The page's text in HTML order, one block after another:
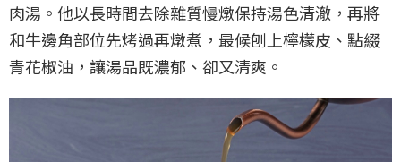
肉湯。他以長時間去除雜質慢燉保持湯色清澈，再將
和牛邊角部位先烤過再燉煮，最候刨上檸檬皮、點綴
青花椒油，讓湯品既濃郁、卻又清爽。